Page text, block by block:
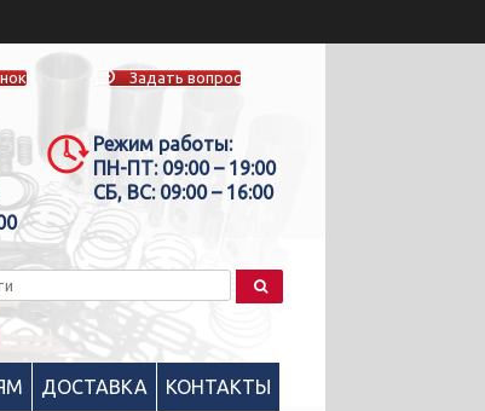
Задать вопрос
Режим работы:
ПН-ПТ: 09:00 – 19:00
СБ, ВС: 09:00 – 16:00
ДОСТАВКА КОНТАКТЫ